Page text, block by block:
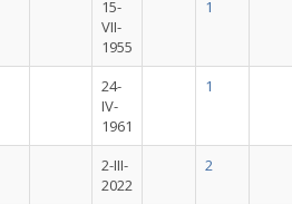
15-
VII-
1955
1
24-
IV-
1961
1
2-III-
2022
2